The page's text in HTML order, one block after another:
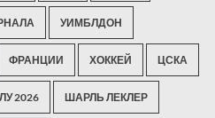
УИМБЛДОН
ФРАНЦИИ ХОККЕЙ ЦСКА
2026 ШАРЛЬ ЛЕКЛЕР